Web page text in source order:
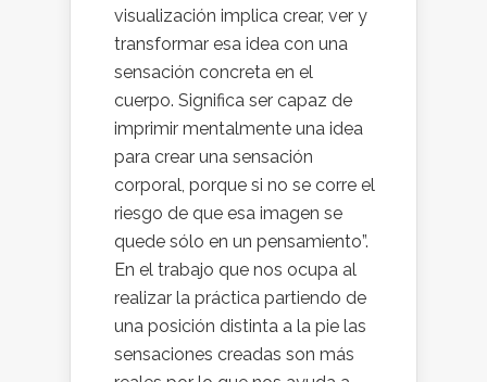
visualización implica crear, ver y
transformar esa idea con una
sensación concreta en el
cuerpo. Significa ser capaz de
imprimir mentalmente una idea
para crear una sensación
corporal, porque si no se corre el
riesgo de que esa imagen se
quede sólo en un pensamiento”.
En el trabajo que nos ocupa al
realizar la práctica partiendo de
una posición distinta a la pie las
sensaciones creadas son más